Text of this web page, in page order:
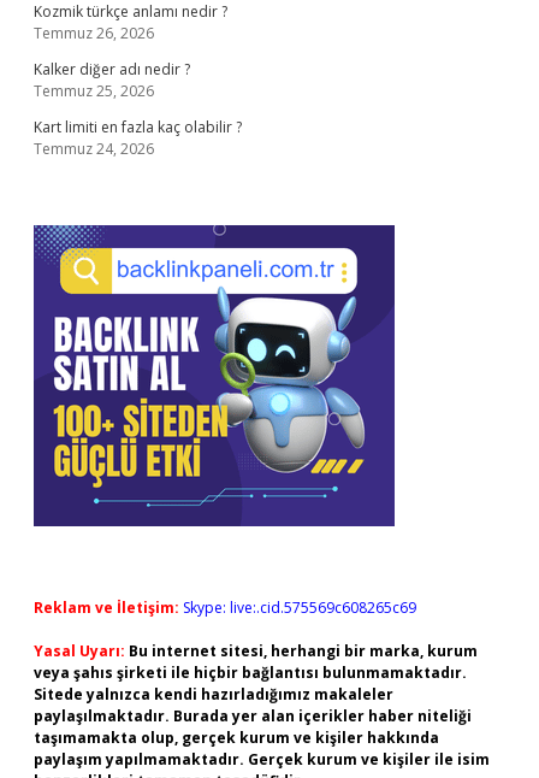
Kozmik türkçe anlamı nedir ?
Temmuz 26, 2026
Kalker diğer adı nedir ?
Temmuz 25, 2026
Kart limiti en fazla kaç olabilir ?
Temmuz 24, 2026
Reklam ve İletişim: Skype: live:.cid.575569c608265c69
Yasal Uyarı: Bu internet sitesi, herhangi bir marka, kurum
veya şahıs şirketi ile hiçbir bağlantısı bulunmamaktadır.
Sitede yalnızca kendi hazırladığımız makaleler
paylaşılmaktadır. Burada yer alan içerikler haber niteliği
taşımamakta olup, gerçek kurum ve kişiler hakkında
paylaşım yapılmamaktadır. Gerçek kurum ve kişiler ile isim